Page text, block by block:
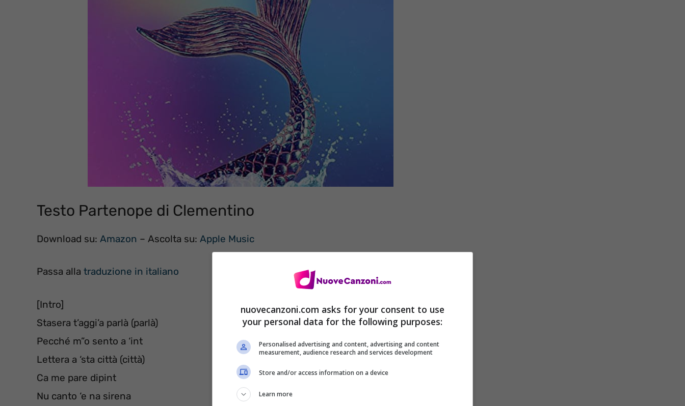
Testo Partenope di Clementino
Download su: Amazon – Ascolta su: Apple Music
Passa alla traduzione in italiano
[Intro]
Stasera t’aggi’a parlà (parlà)
Pecché m”o sento a ‘int
Lettera a ‘sta città (città)
Ca me pare dipint
Nu canto ‘e na sirena
nuovecanzoni.com asks for your consent to use
your personal data for the following purposes:
Personalised advertising and content, advertising and content
measurement, audience research and services development
Store and/or access information on a device
Learn more